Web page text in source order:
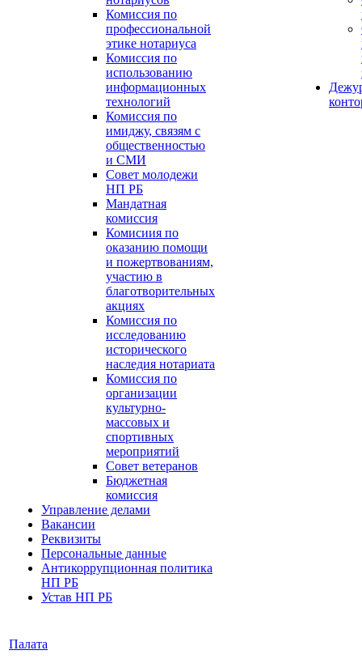
Комиссия по
профессиональной
этике нотариуса
Комиссия по
использованию
информационных
технологий
Комиссия по
имиджу, связям с
общественностью
и СМИ
Совет молодежи
НП РБ
Мандатная
комиссия
Комисиия по
оказанию помощи
и пожертвованиям,
участию в
благотворительных
акциях
Комиссия по
исследованию
исторического
наследия нотариата
Комиссия по
организации
культурно-
массовых и
спортивных
мероприятий
Совет ветеранов
Бюджетная
комиссия
Управление делами
Вакансии
Реквизиты
Персональные данные
Антикоррупционная политика
НП РБ
Устав НП РБ
Палата